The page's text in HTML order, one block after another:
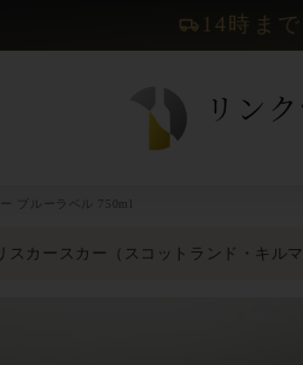
14時ま
ブルーラベル 750ml
スカースカー（スコットランド・キ